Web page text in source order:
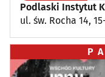
Podlaski Instytut
ul. św. Rocha 14,